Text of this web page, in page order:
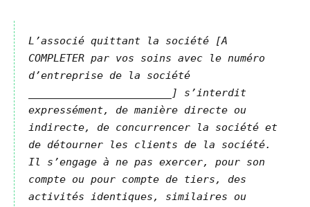
L’associé quittant la société [A
COMPLETER par vos soins avec le numéro
d’entreprise de la société
_______________________] s’interdit
expressément, de manière directe ou
indirecte, de concurrencer la société et
de détourner les clients de la société.
Il s’engage à ne pas exercer, pour son
compte ou pour compte de tiers, des
activités identiques, similaires ou